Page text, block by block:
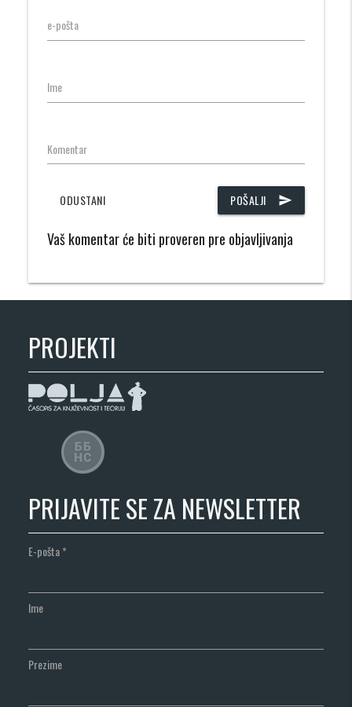
e-pošta
Ime
Komentar
POŠALJI send
ODUSTANI
Vaš komentar će biti proveren pre objavljivanja
PROJEKTI
PRIJAVITE SE ZA NEWSLETTER
E-pošta*
Ime
Prezime